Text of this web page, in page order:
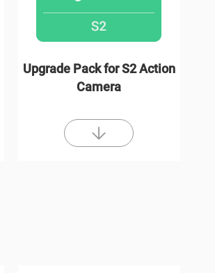
Upgrade Pack for S2 Action
Camera